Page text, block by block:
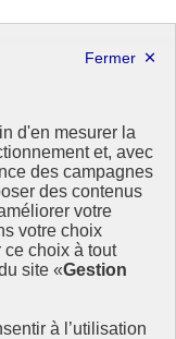
d'en mesurer la
et, avec
des campagnes
des contenus
votre
votre choix
ce choix à tout
site «Gestion
à l’utilisation
l’Agenda
la mobilisation de